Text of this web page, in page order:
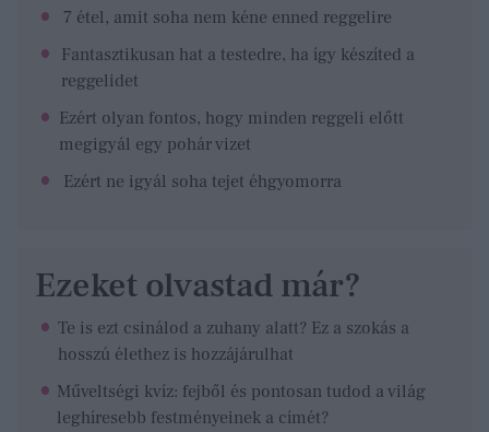
7 étel, amit soha nem kéne enned reggelire
Fantasztikusan hat a testedre, ha így készíted a
reggelidet
Ezért olyan fontos, hogy minden reggeli előtt
megigyál egy pohár vizet
Ezért ne igyál soha tejet éhgyomorra
Ezeket olvastad már?
Te is ezt csinálod a zuhany alatt? Ez a szokás a
hosszú élethez is hozzájárulhat
Műveltségi kvíz: fejből és pontosan tudod a világ
leghíresebb festményeinek a címét?